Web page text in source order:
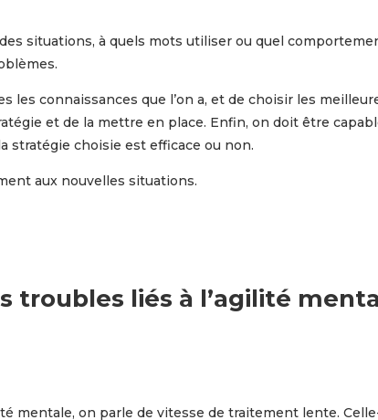
situations, à quels mots utiliser ou quel
les connaissances que l’on a, et de choisir les
et de la mettre en place. Enfin, on doit être
stratégie choisie est efficace ou non.
aux nouvelles situations.
troubles liés à l’agilité
mentale, on parle de vitesse de traitement lente.